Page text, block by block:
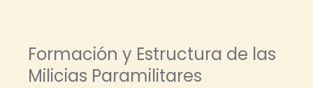
Formación y Estructura de las
Milicias Paramilitares